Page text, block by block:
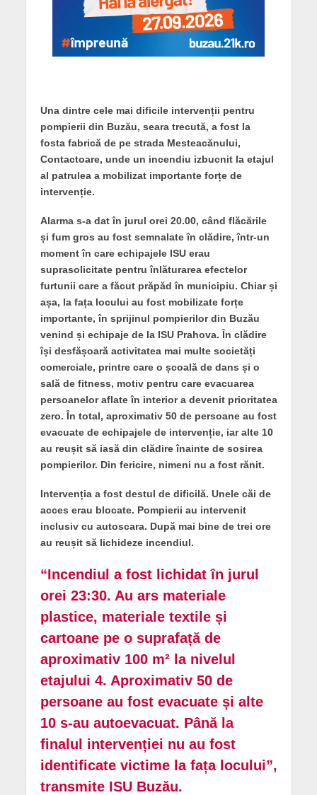
Una dintre cele mai dificile intervenții pentru
pompierii din Buzău, seara trecută, a fost la
fosta fabrică de pe strada Mesteacănului,
Contactoare, unde un incendiu izbucnit la etajul
al patrulea a mobilizat importante forțe de
intervenție.
Alarma s-a dat în jurul orei 20.00, când flăcările
și fum gros au fost semnalate în clădire, într-un
moment în care echipajele ISU erau
suprasolicitate pentru înlăturarea efectelor
furtunii care a făcut prăpăd în municipiu. Chiar și
așa, la fața locului au fost mobilizate forțe
importante, în sprijinul pompierilor din Buzău
venind și echipaje de la ISU Prahova. În clădire
își desfășoară activitatea mai multe societăți
comerciale, printre care o școală de dans și o
sală de fitness, motiv pentru care evacuarea
persoanelor aflate în interior a devenit prioritatea
zero. În total, aproximativ 50 de persoane au fost
evacuate de echipajele de intervenție, iar alte 10
au reușit să iasă din clădire înainte de sosirea
pompierilor. Din fericire, nimeni nu a fost rănit.
Intervenția a fost destul de dificilă. Unele căi de
acces erau blocate. Pompierii au intervenit
inclusiv cu autoscara. După mai bine de trei ore
au reușit să lichideze incendiul.
“Incendiul a fost lichidat în jurul
orei 23:30. Au ars materiale
plastice, materiale textile și
cartoane pe o suprafață de
aproximativ 100 m² la nivelul
etajului 4. Aproximativ 50 de
persoane au fost evacuate și alte
10 s-au autoevacuat. Până la
finalul intervenției nu au fost
identificate victime la fața locului”,
transmite ISU Buzău.